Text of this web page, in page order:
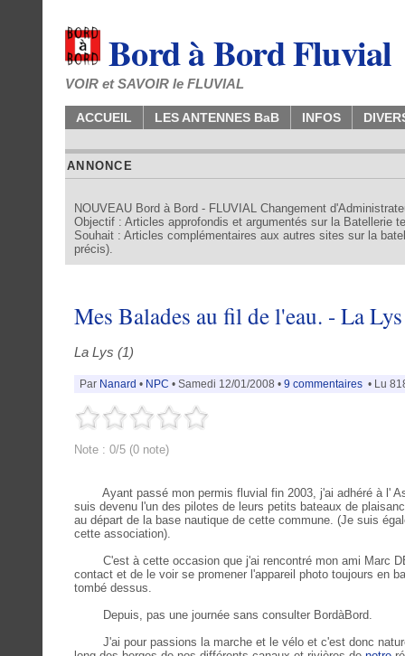
Bord à Bord Fluvial
VOIR et SAVOIR le FLUVIAL
ACCUEIL LES ANTENNES BaB INFOS
ANNONCE
NOUVEAU Bord à Bord - FLUVIAL Changement
Objectif : Articles approfondis et argumentés sur la Batellerie
Souhait : Articles complémentaires aux autres sites sur la
précis).
Mes Balades au fil de l'eau. - La
La Lys (1)
Par Nanard • NPC • Samedi 12/01/2008 • 9 commentaires • Lu
Note : 0/5 (0 note)
Ayant passé mon permis fluvial fin 2003, j'ai adhéré à l'
suis devenu l'un des pilotes de leurs petits bateaux de
au départ de la base nautique de cette commune. (Je suis
cette association).
C'est à cette occasion que j'ai rencontré mon ami Marc
contact et de le voir se promener l'appareil photo toujours en
tombé dessus.
Depuis, pas une journée sans consulter BordàBord.
J'ai pour passions la marche et le vélo et c'est donc